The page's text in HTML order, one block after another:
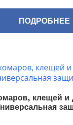
ПОДРОБНЕЕ
клещей